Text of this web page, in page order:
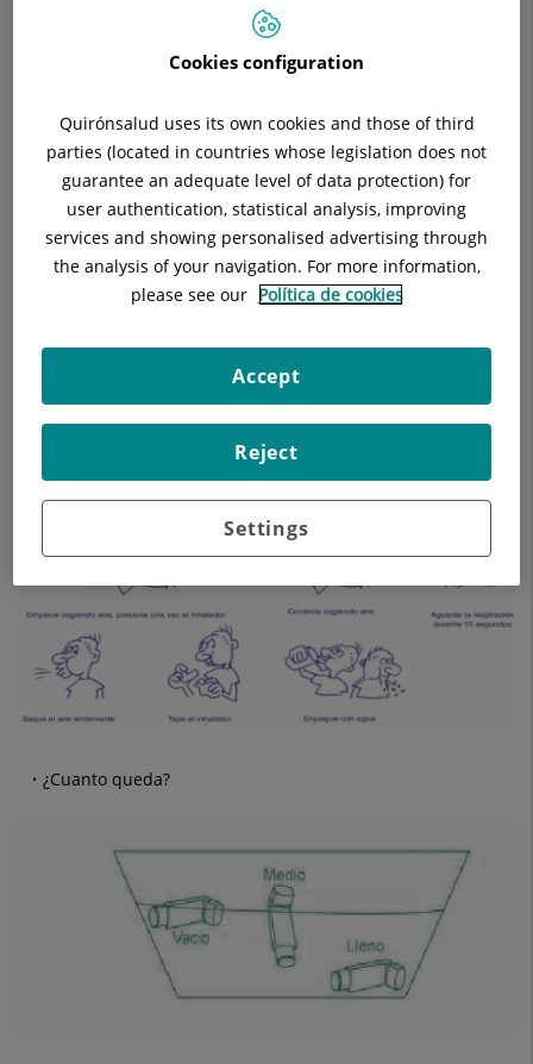
"L". Recuerde que la lengua debe estar en el suelo de la
boca para no interferir en la entrada del medicamento.
presionando al mismo tiempo el cartucho UNA SOLA VEZ.
Siga inspirando lenta y profundamente hasta llenar
totalmente los pulmones.
Aguante el aire unos 10 segundos y, a continuación,
suéltelo lentamente.
Si tiene que repetir la dosis, deberá esperar al menos 30
Enjuague la boca con agua. No trague el agua
¿Cuanto queda?
Cookies configuration
Quirónsalud uses its own cookies and those of third
parties (located in countries whose legislation does not
guarantee an adequate level of data protection) for
user authentication, statistical analysis, improving
services and showing personalised advertising through
the analysis of your navigation. For more information,
please see our Política de cookies
Settings
Reject
Accept